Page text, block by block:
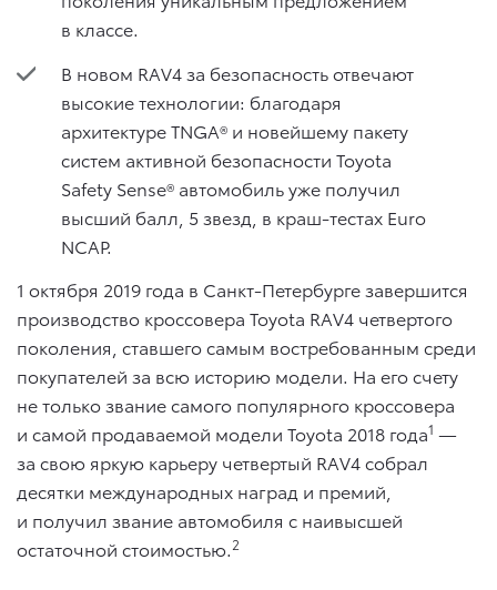
в классе.
В новом RAV4 за безопасность отвечают
высокие технологии: благодаря
архитектуре TNGA® и новейшему пакету
систем активной безопасности Toyota
Safety Sense® автомобиль уже получил
высший балл, 5 звезд, в краш-тестах Euro
NCAP.
1 октября 2019 года в Санкт-Петербурге завершится
производство кроссовера Toyota RAV4 четвертого
поколения, ставшего самым востребованным среди
покупателей за всю историю модели. На его счету
не только звание самого популярного кроссовера
и самой продаваемой модели Toyota 2018 года1 —
за свою яркую карьеру четвертый RAV4 собрал
десятки международных наград и премий,
и получил звание автомобиля с наивысшей
остаточной стоимостью.2